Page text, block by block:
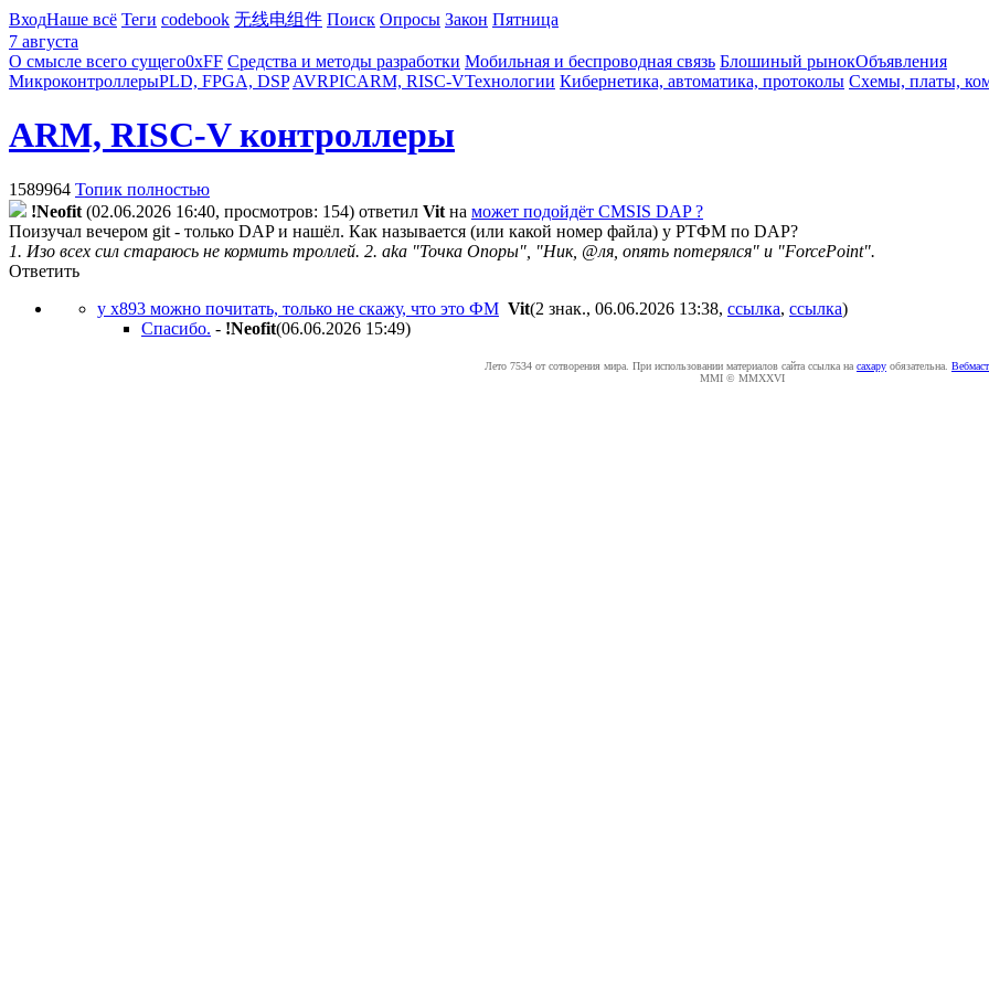
ВходНаше всё Теги codebook 无线电组件 Поиск Опросы Закон Пятница
7 августа
О смысле всего сущего0xFF Средства и методы разработки Мобильная и беспроводная связь Блошиный рынокОбъявления
МикроконтроллерыPLD, FPGA, DSP AVRPICARM, RISC-VТехнологии Кибернетика, автоматика, протоколы Схемы, платы,
ARM, RISC-V контроллеры
1589964 Топик полностью
!Neofit (02.06.2026 16:40, просмотров: 154) ответил Vit на может подойдёт CMSIS DAP ?
Поизучал вечером git - только DAP и нашёл. Как называется (или какой номер файла) у РТФМ по DAP?
1. Изо всех сил стараюсь не кормить троллей. 2. aka "Точка Опоры", "Ник, @ля, опять потерялся" и "ForcePoint".
Ответить
у x893 можно почитать, только не скажу, что это ФМ Vit(2 знак., 06.06.2026 13:38, ссылка, ссылка)
Спасибо. - !Neofit(06.06.2026 15:49)
Лето 7534 от сотворения мира. При использовании материалов сайта ссылка на caxapу обязательна.
MMI © MMXXVI